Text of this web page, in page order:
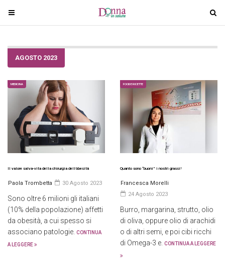
T
o
g
n
i
o
T
o
g
AGOSTO 2023
MEDICINA
Il valore salva-vita della chirurgia dell’obesità
Paola Trombetta 30 Agosto 2023
Sono oltre 6 milioni gli italiani
(10% della popolazione) affetti
da obesità, a cui spesso si
associano patologie. CONTINUA
A LEGGERE
FOOD E RICETTE
Quanto sono “buoni” i nostri grassi!
Francesca Morelli
24 Agosto 2023
Burro, margarina, strutto, olio
di oliva, oppure olio di arachidi
o di altri semi, e poi cibi ricchi
di Omega-3 e. CONTINUA A LEGGERE